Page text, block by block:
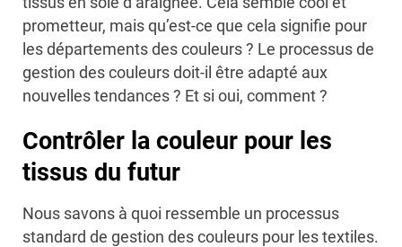
prometteur, mais qu’est-ce que cela signifie pour
les départements des couleurs ? Le processus de
gestion des couleurs doit-il être adapté aux
nouvelles tendances ? Et si oui, comment ?
Contrôler la couleur pour les
tissus du futur
Nous savons à quoi ressemble un processus
standard de gestion des couleurs pour les textiles.